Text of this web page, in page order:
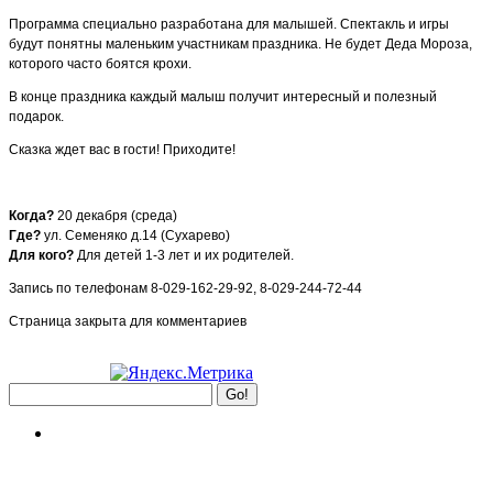
Программа специально разработана для малышей. Спектакль и игры
будут понятны маленьким участникам праздника. Не будет Деда Мороза,
которого часто боятся крохи.
В конце праздника каждый малыш получит интересный и полезный
подарок.
Сказка ждет вас в гости! Приходите!
Когда? 20 декабря (среда)
Где? ул. Семеняко д.14 (Сухарево)
Для кого? Для детей 1-3 лет и их родителей.
Запись по телефонам 8-029-162-29-92, 8-029-244-72-44
Страница закрыта для комментариев